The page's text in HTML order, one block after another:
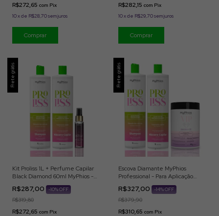
R$272,65 com Pix
10xde R$28,70sem juros
R$282,15 com Pix
10xde R$29,70sem juros
Frete grátis
Kit Proliss 1L + Perfume Capilar
Black Diamond 60ml MyPhios -
Para Aplicação Profissional
R$287,00 -10% OFF
R$319,80
R$272,65 com Pix
Frete grátis
Escova Diamante MyPhios
Professional - Para Aplicação
R$327,00 -14% OFF
R$379,90
R$310,65 com Pix